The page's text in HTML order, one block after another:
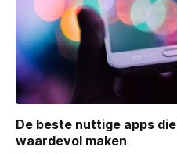
De beste nuttige apps
waardevol maken